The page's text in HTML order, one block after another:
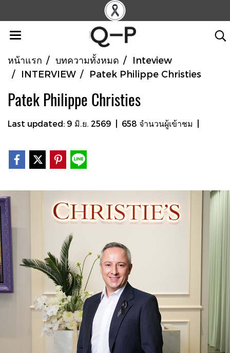
หน้าแรก บทความทั้งหมด
Inteview
INTERVIEW
Patek Philippe Christies
Patek Philippe Christies
Last updated: 9 มิ.ย. 2569 658 จำนวนผู้เข้าชม